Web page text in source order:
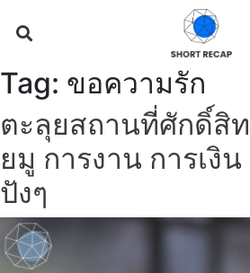
Tag: ขอความรัก
ตะลุยสถานที่ศักดิ์สิท
ยมู การงาน การเงิ
ปังๆ